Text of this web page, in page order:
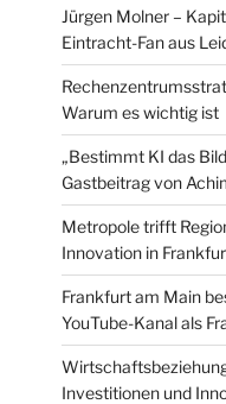
Jürgen Molner –
Eintracht-Fan aus
Warum es wichtig ist
„Bestimmt KI das
Gastbeitrag von
Metropole trifft
Innovation in
Frankfurt am Main
YouTube-Kanal als
Investitionen und